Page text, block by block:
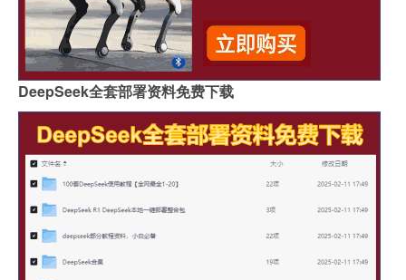
DeepSeek全套部署资料免费下载